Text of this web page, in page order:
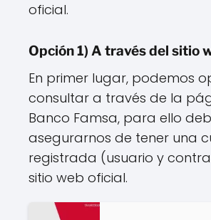
oficial.
Opción 1) A través del sitio
En primer lugar, podemos
consultar a través de la
Banco Famsa, para ello
asegurarnos de tener una
registrada (usuario y
sitio web oficial.